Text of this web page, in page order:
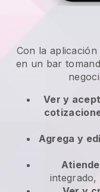
Con la
en un bar
Ver y
Agrega y
integrado,